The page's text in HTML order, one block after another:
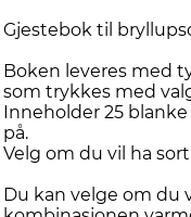
Gjestebok til
Boken leveres med
som trykkes med
Inneholder 25
på.
Velg om du vil ha
Du kan velge om du